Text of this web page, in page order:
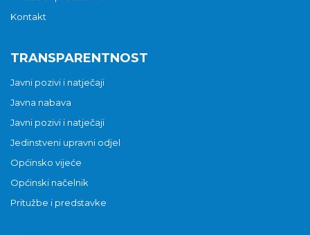
Kontakt
TRANSPARENTNOST
Javni pozivi i natječaji
Javna nabava
Javni pozivi i natječaji
Jedinstveni upravni odjel
Općinsko vijeće
Općinski načelnik
Pritužbe i predstavke